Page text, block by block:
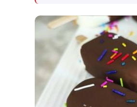
האזרחי. המהלך תלוי באישור
מוסדות המפלגה, לקראת ועידת
באוגוסט